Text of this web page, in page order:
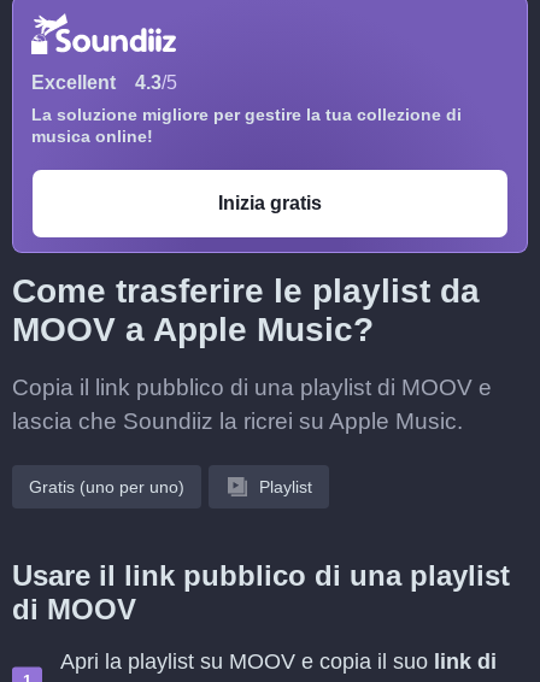
Excellent 4.3/5
La soluzione migliore per gestire la tua collezione di
musica online!
Inizia gratis
Come trasferire le playlist da
MOOV a Apple Music?
Copia il link pubblico di una playlist di MOOV e
lascia che Soundiiz la ricrei su Apple Music.
Gratis (uno per uno) Playlist
Usare il link pubblico di una playlist
di MOOV
Apri la playlist su MOOV e copia il suo link di